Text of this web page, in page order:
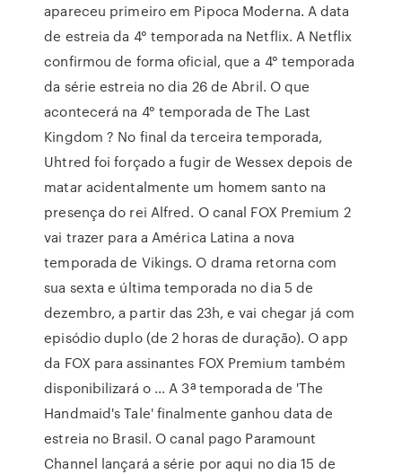
apareceu primeiro em Pipoca Moderna. A data
de estreia da 4° temporada na Netflix. A Netflix
confirmou de forma oficial, que a 4° temporada
da série estreia no dia 26 de Abril. O que
acontecerá na 4° temporada de The Last
Kingdom ? No final da terceira temporada,
Uhtred foi forçado a fugir de Wessex depois de
matar acidentalmente um homem santo na
presença do rei Alfred. O canal FOX Premium 2
vai trazer para a América Latina a nova
temporada de Vikings. O drama retorna com
sua sexta e última temporada no dia 5 de
dezembro, a partir das 23h, e vai chegar já com
episódio duplo (de 2 horas de duração). O app
da FOX para assinantes FOX Premium também
disponibilizará o … A 3ª temporada de 'The
Handmaid's Tale' finalmente ganhou data de
estreia no Brasil. O canal pago Paramount
Channel lançará a série por aqui no dia 15 de